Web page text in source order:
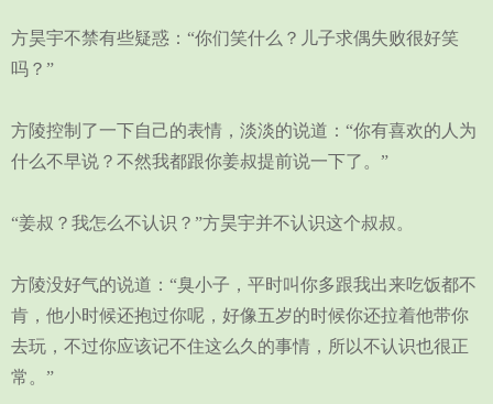
方昊宇不禁有些疑惑：“你们笑什么？儿子求偶失败很好笑
吗？”
方陵控制了一下自己的表情，淡淡的说道：“你有喜欢的人为
什么不早说？不然我都跟你姜叔提前说一下了。”
“姜叔？我怎么不认识？”方昊宇并不认识这个叔叔。
方陵没好气的说道：“臭小子，平时叫你多跟我出来吃饭都不
肯，他小时候还抱过你呢，好像五岁的时候你还拉着他带你
去玩，不过你应该记不住这么久的事情，所以不认识也很正
常。”